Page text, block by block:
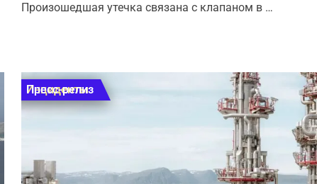
Произошедшая утечка связана с клапаном в …
Инциденты
Пресс-релиз